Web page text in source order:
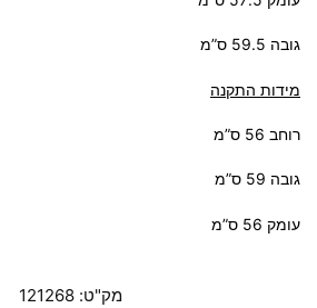
גובה 59.5 ס”מ
מידות התקנה
רוחב 56 ס”מ
גובה 59 ס”מ
עומק 56 ס”מ
מק"ט: 121268